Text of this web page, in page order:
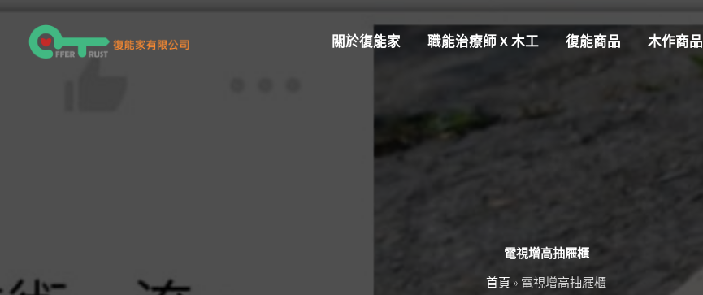
關於復能家 職能治療師 X 木工 復能商品 木作商品
電視增高抽屜櫃
首頁 » 電視增高抽屜櫃